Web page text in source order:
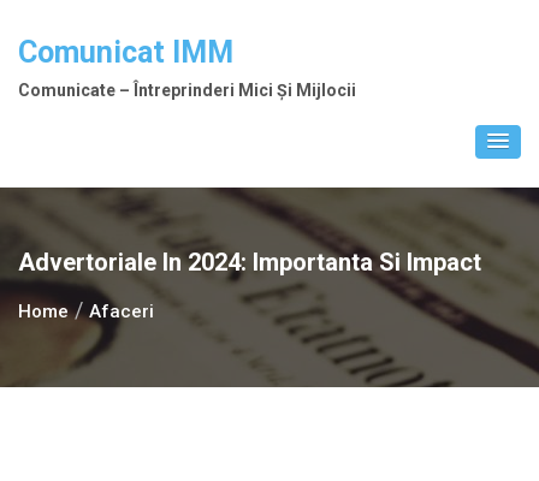
Comunicat IMM
Comunicate – Întreprinderi Mici Și Mijlocii
Advertoriale In 2024: Importanta Si Impact
Home Afaceri